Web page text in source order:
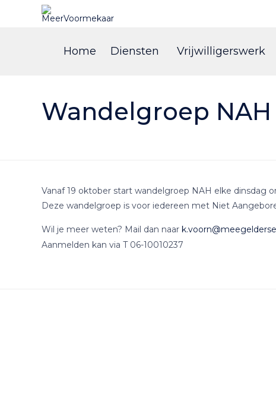
Home Diensten Vrijwilligerswerk
Wandelgroep
Vanaf 19 oktober start wandelgroep NAH elke dinsdag
Deze wandelgroep is voor iedereen met Niet
Wil je meer weten? Mail dan naar
Aanmelden kan via T 06-10010237